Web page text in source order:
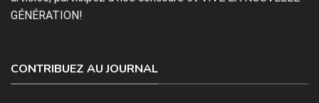
GÉNÉRATION!
CONTRIBUEZ AU JOURNAL